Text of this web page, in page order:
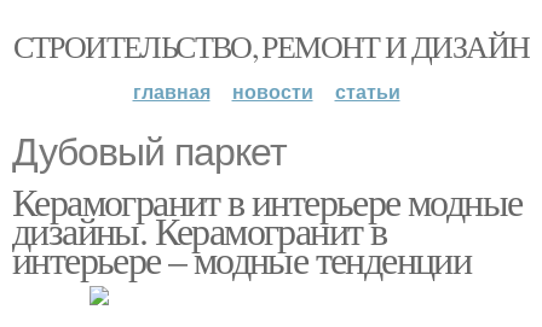
СТРОИТЕЛЬСТВО, РЕМОНТ И ДИЗАЙН
главная новости статьи
Дубовый паркет
Керамогранит в интерьере модные
дизайны. Керамогранит в
интерьере – модные тенденции